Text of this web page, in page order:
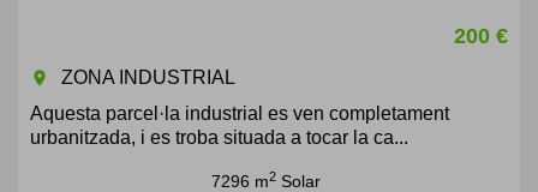
200 €
room
ZONA INDUSTRIAL
Aquesta parcel·la industrial es ven completament
urbanitzada, i es troba situada a tocar la ca...
7296 m2 Solar